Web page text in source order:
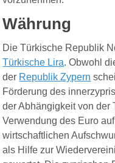
Währung
Die Türkische Republik
Türkische Lira. Obwohl
der Republik Zypern
Förderung des
der Abhängigkeit von der
Verwendung des Euro
wirtschaftlichen
als Hilfe zur